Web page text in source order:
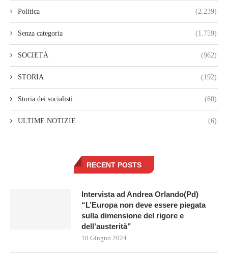
Politica (2.239)
Senza categoria (1.759)
SOCIETÀ (962)
STORIA (192)
Storia dei socialisti (60)
ULTIME NOTIZIE (6)
RECENT POSTS
Intervista ad Andrea Orlando(Pd)
“L’Europa non deve essere piegata
sulla dimensione del rigore e
dell’austerità”
10 Giugno 2024